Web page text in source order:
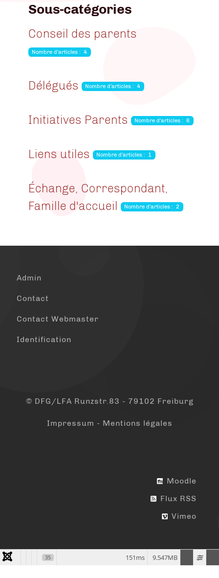
Sous-catégories
Conseil des parents
Nombre d'articles : 4
Délégués Nombre d'articles : 4
Initiatives Parents Nombre d'articles : 6
Liens utiles Nombre d'articles : 1
Échange, Correspondant,
Famille d'accueil
Nombre d'articles : 2
Admin
Contact
Contact Webmaster
Identification
© DFG/LFA Runzstr.83 - 79102 Freiburg
Impressum - Mentions légales
Moodle
Flux RSS
Vimeo
35 9.547MB
151ms